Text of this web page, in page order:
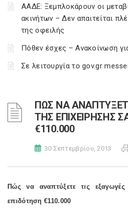
ΑΑΔΕ: Ξεμπλοκάρουν οι
ακινήτων – Δεν απαιτείται
της οφειλής
Πόθεν έσχες – Ανακοίνωση
Σε λειτουργία το gov.gr
ΠΩΣ ΝΑ
ΤΗΣ ΕΠΙΧΕΙΡΗΣΗΣ
€110.000
30 Σεπτεμβρίου, 2013
Πώς να αναπτύξετε τις
επιδότηση €110.000